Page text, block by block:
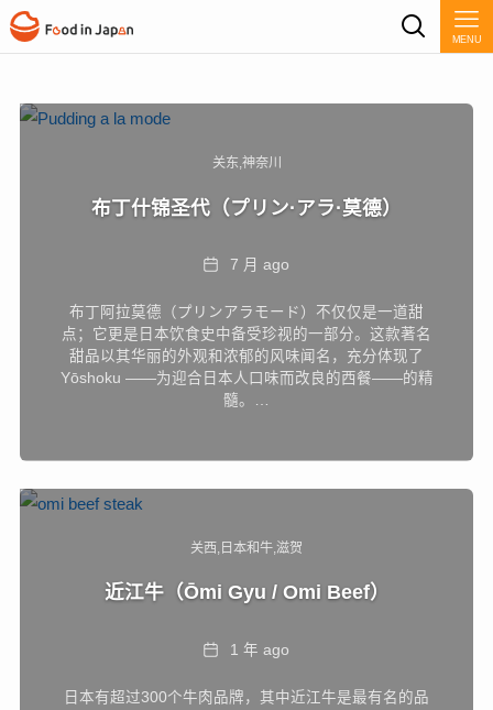
MENU
关东 神奈川
布丁什锦圣代（プリン·アラ·莫德）
Date7 月 ago
布丁阿拉莫德（プリンアラモード）不仅仅是一道甜
点；它更是日本饮食史中备受珍视的一部分。这款著名
甜品以其华丽的外观和浓郁的风味闻名，充分体现了
Yōshoku ——为迎合日本人口味而改良的西餐——的精
髓。…
关西 日本和牛 滋贺
近江牛（Ōmi Gyu / Omi Beef）
Date1 年 ago
日本有超过300个牛肉品牌，其中近江牛是最有名的品